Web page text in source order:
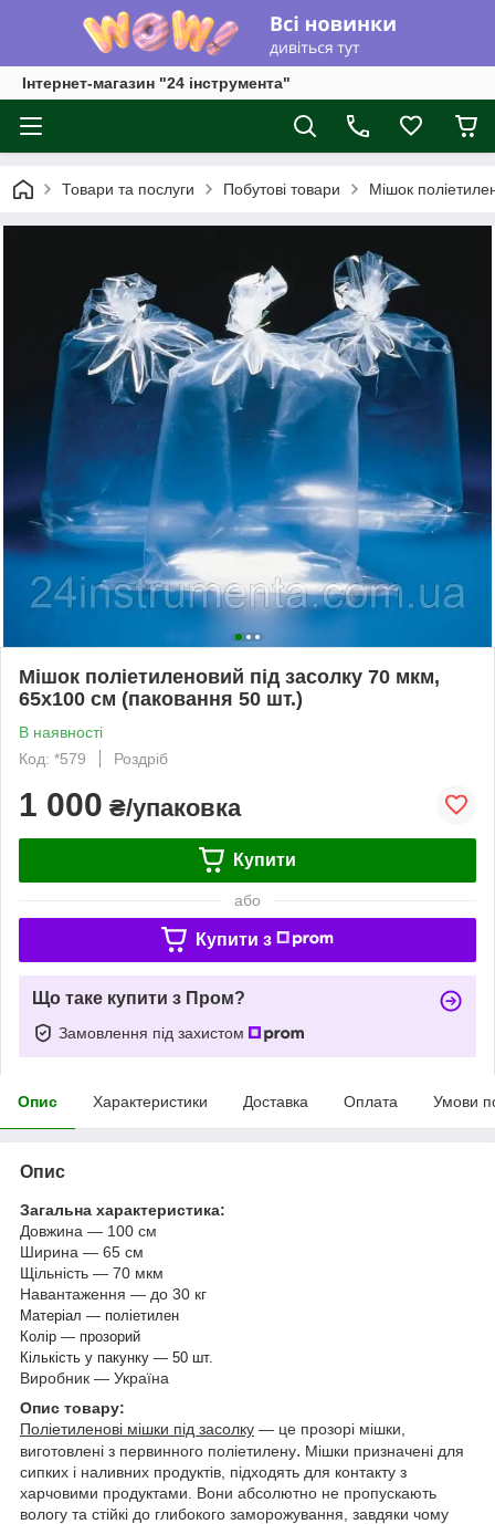
Інтернет-магазин "24 інструмента"
Товари та послуги Побутові товари Мішок
Мішок поліетиленовий під засолку 70 мкм,
65х100 см (паковання 50 шт.)
В наявності
Код: *579
Роздріб
1 000 ₴/упаковка
Купити
або
Купити з
Що таке купити з Пром?
Замовлення під захистом
Опис Характеристики Доставка Оплата Умови
Опис
Загальна характеристика:
Довжина — 100 см
Ширина — 65 см
Щільність — 70 мкм
Навантаження — до 30 кг
Матеріал — поліетилен
Колір — прозорий
Кількість у пакунку — 50 шт.
Виробник — Україна
Опис товару:
Поліетиленові мішки під засолку — це прозорі мішки,
виготовлені з первинного поліетилену. Мішки призначені для
сипких і наливних продуктів, підходять для контакту з
харчовими продуктами. Вони абсолютно не пропускають
вологу та стійкі до глибокого заморожування, завдяки чому